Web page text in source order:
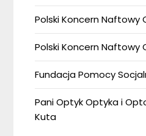
Polski Koncern Naftowy
Polski Koncern Naftowy
Fundacja Pomocy
Pani Optyk Optyka i
Kuta